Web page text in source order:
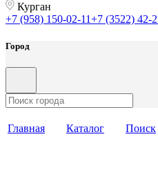
Курган
+7 (958) 150-02-11+7 (3522) 42-
Город
Главная Каталог Поиск